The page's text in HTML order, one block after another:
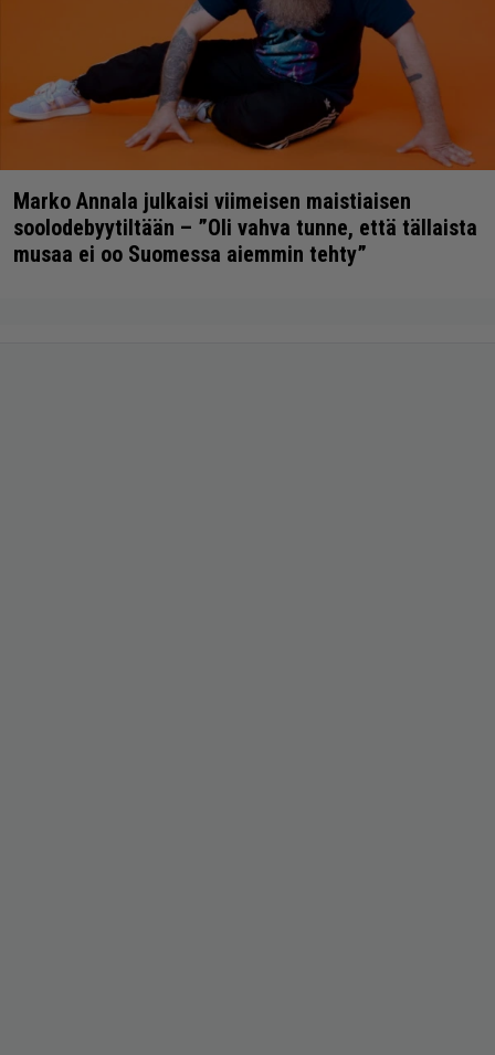
Marko Annala julkaisi viimeisen maistiaisen
soolodebyytiltään – ”Oli vahva tunne, että tällaista
musaa ei oo Suomessa aiemmin tehty”